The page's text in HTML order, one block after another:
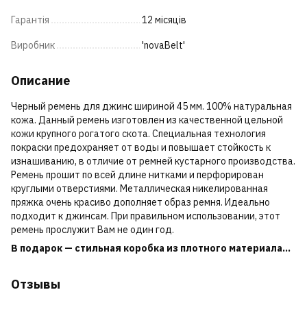
Гарантія 12 місяців
Виробник 'novaBelt'
Описание
Черный ремень для джинс шириной 45 мм. 100% натуральная
кожа. Данный ремень изготовлен из качественной цельной
кожи крупного рогатого скота. Специальная технология
покраски предохраняет от воды и повышает стойкость к
изнашиванию, в отличие от ремней кустарного производства.
Ремень прошит по всей длине нитками и перфорирован
круглыми отверстиями. Металлическая никелированная
пряжка очень красиво дополняет образ ремня. Идеально
подходит к джинсам. При правильном использовании, этот
ремень прослужит Вам не один год.
В подарок — стильная коробка из плотного материала...
Отзывы